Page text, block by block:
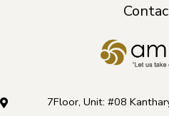
7Floor, Unit: #08